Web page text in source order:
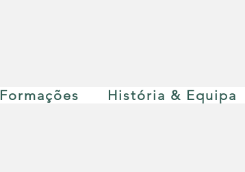
Formações História & Equipa